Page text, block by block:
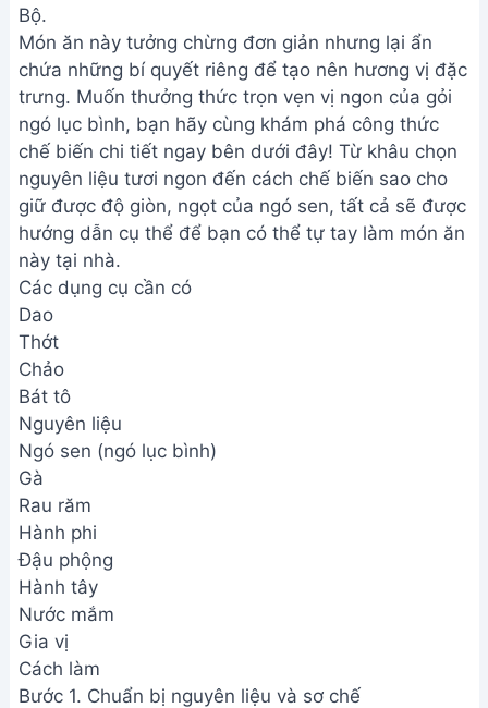
Bộ.
Món ăn này tưởng chừng đơn giản nhưng lại ẩn
chứa những bí quyết riêng để tạo nên hương vị đặc
trưng. Muốn thưởng thức trọn vẹn vị ngon của gỏi
ngó lục bình, bạn hãy cùng khám phá công thức
chế biến chi tiết ngay bên dưới đây! Từ khâu chọn
nguyên liệu tươi ngon đến cách chế biến sao cho
giữ được độ giòn, ngọt của ngó sen, tất cả sẽ được
hướng dẫn cụ thể để bạn có thể tự tay làm món ăn
này tại nhà.
Các dụng cụ cần có
Dao
Thớt
Chảo
Bát tô
Nguyên liệu
Ngó sen (ngó lục bình)
Gà
Rau răm
Hành phi
Đậu phộng
Hành tây
Nước mắm
Gia vị
Cách làm
Bước 1. Chuẩn bị nguyên liệu và sơ chế